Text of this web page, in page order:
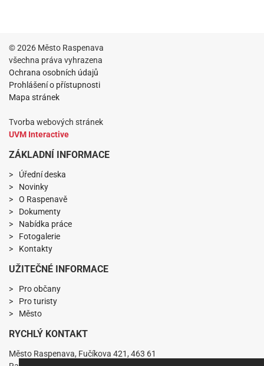
© 2026 Město Raspenava
všechna práva vyhrazena
Ochrana osobních údajů
Prohlášení o přístupnosti
Mapa stránek
Tvorba webových stránek
UVM Interactive
ZÁKLADNÍ INFORMACE
Úřední deska
Novinky
O Raspenavě
Dokumenty
Nabídka práce
Fotogalerie
Kontakty
UŽITEČNÉ INFORMACE
Pro občany
Pro turisty
Město
RYCHLÝ KONTAKT
Město Raspenava, Fučíkova 421, 463 61